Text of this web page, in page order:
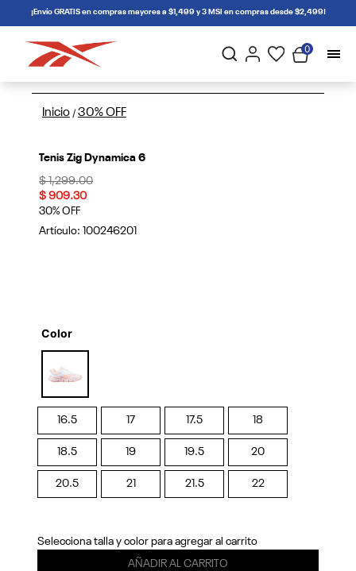
connectif¡Envío GRATIS en compras mayores a $1,499 y 3 MSI en compras desde $2,499!
0
Inicio / 30% OFF
Tenis Zig Dynamica 6
Price reduced from
$ 1,299.00to
$ 909.30
30% OFF
Artículo: 100246201
Color
selected
16.5 17 17.5 18
18.5 19 19.5 20
20.5 21 21.5 22
Selecciona talla y color para agregar al carrito
AÑADIR AL CARRITO